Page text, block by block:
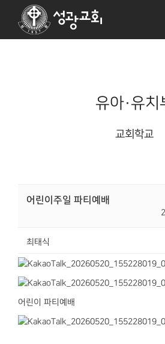
유아·유치
교회학교
어린이주일 파티예배
최태식
어린이 파티예배